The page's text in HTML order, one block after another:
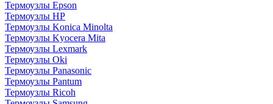
Термоузлы Epson
Термоузлы HP
Термоузлы Konica Minolta
Термоузлы Kyocera Mita
Термоузлы Lexmark
Термоузлы Oki
Термоузлы Panasonic
Термоузлы Pantum
Термоузлы Ricoh